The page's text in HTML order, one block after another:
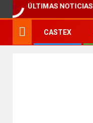
ÚLTIMAS NOTICIAS
CASTEX